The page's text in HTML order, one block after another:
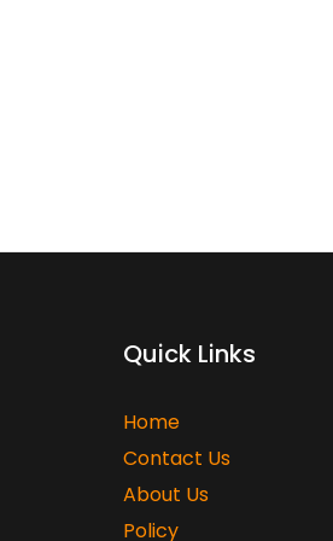
Quick Links
Home
Contact Us
About Us
Policy